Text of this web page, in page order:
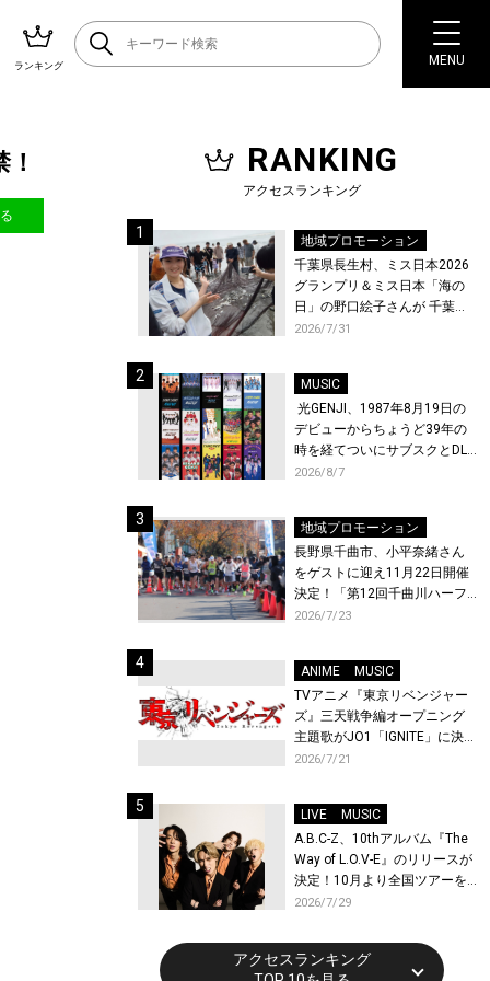
ランキング MENU
RANKING
アクセスランキング
地域プロモーション
千葉県長生村、ミス日本2026
グランプリ＆ミス日本「海の
日」の野口絵子さんが 千葉県
唯一の村・長生村で地引網を
2026/7/31
MUSIC
光GENJI、1987年8月19日の
デビューからちょうど39年の
時を経てついにサブスクとDL
配信が解禁！
2026/8/7
地域プロモーション
長野県千曲市、小平奈緒さん
をゲストに迎え11月22日開催
決定！「第12回千曲川ハーフ
マラソン」エントリー受付開
2026/7/23
ANIME
MUSIC
TVアニメ『東京リベンジャー
ズ』三天戦争編オープニング
主題歌がJO1「IGNITE」に決
定！メンバー全員から喜びと
先行上映会を開催！
2026/7/21
LIVE
MUSIC
A.B.C-Z、10thアルバム『The
Way of L.O.V-E』のリリースが
決定！10月より全国ツアーを
開催！
2026/7/29
アクセスランキング